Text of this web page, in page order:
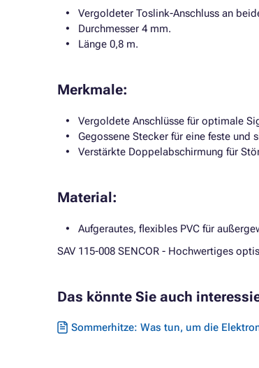
Vergoldeter Toslink-Anschluss an
Durchmesser 4 mm.
Länge 0,8 m.
Merkmale:
Vergoldete Anschlüsse für optimale
Gegossene Stecker für eine feste und
Verstärkte Doppelabschirmung für
Material:
Aufgerautes, flexibles PVC für
SAV 115-008 SENCOR - Hochwertiges
Das könnte Sie auch
Sommerhitze: Was tun, um die